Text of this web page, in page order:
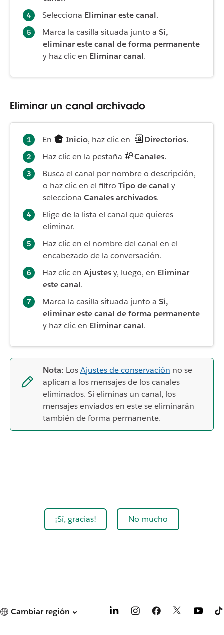
Selecciona Eliminar este canal.
Marca la casilla situada junto a Sí,
eliminar este canal de forma permanente
y haz clic en Eliminar canal.
Eliminar un canal archivado
En Inicio, haz clic en Directorios.
Haz clic en la pestaña
Canales.
Busca el canal por nombre o descripción,
o haz clic en el filtro Tipo de canal y
selecciona Canales archivados.
Elige de la lista el canal que quieres
eliminar.
Haz clic en el nombre del canal en el
encabezado de la conversación.
Haz clic en Ajustesy, luego, en Eliminar
este canal.
Marca la casilla situada junto a Sí,
eliminar este canal de forma permanente
y haz clic en Eliminar canal.
Nota: LosAjustes de conservación no se
aplican a los mensajes de los canales
eliminados. Si eliminas un canal, los
mensajes enviados en este se eliminarán
también de forma permanente.
¡Sí, gracias! No mucho
Cambiar región